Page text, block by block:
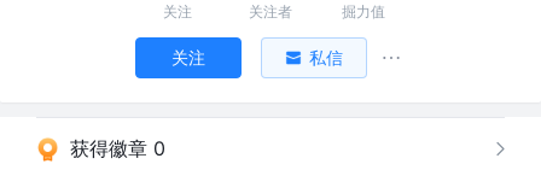
关注 关注者 掘力值
关注 私信
获得徽章 0